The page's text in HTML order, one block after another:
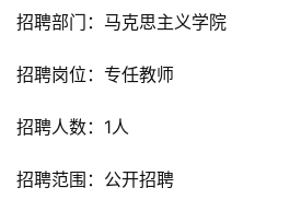
招聘部门：马克思主义学院
招聘岗位：专任教师
招聘人数：1人
招聘范围：公开招聘